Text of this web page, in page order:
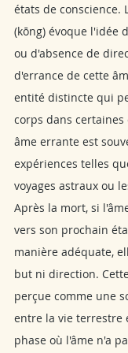
états de conscience.
(kōng) évoque l'idée
ou d'absence de
d'errance de cette
entité distincte qui
corps dans certaines
âme errante est
expériences telles
voyages astraux ou
Après la mort, si
vers son prochain
manière adéquate,
but ni direction.
perçue comme une
entre la vie terrestre
phase où l'âme n'a